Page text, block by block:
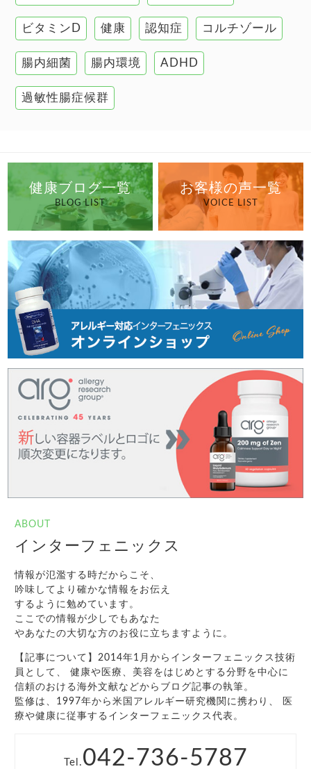
自己免疫疾患
高血圧
ビタミンD 健康 認知症 コルチゾール
腸内細菌 腸内環境 ADHD
過敏性腸症候群
健康ブログ一覧
BLOG LIST
お客様の声一覧
VOICE LIST
ABOUT
インターフェニックス
情報が氾濫する時だからこそ、
吟味してより確かな情報をお伝え
するように勉めています。
ここでの情報が少しでもあなた
やあなたの大切な方のお役に立ちますように。
【記事について】2014年1月からインターフェニックス技術
員として、 健康や医療、美容をはじめとする分野を中心に
信頼のおける海外文献などからブログ記事の執筆。
監修は、1997年から米国アレルギー研究機関に携わり、 医
療や健康に従事するインターフェニックス代表。
Tel. 042-736-5787